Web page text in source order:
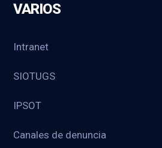
VARIOS
Intranet
SIOTUGS
IPSOT
Canales de denuncia